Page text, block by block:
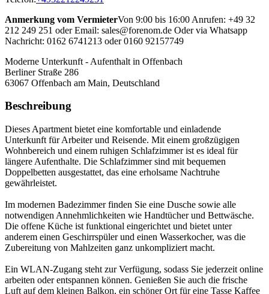
Anmerkung vom VermieterVon 9:00 bis 16:00 Anrufen: +49 32
212 249 251 oder Email: sales@forenom.de Oder via Whatsapp
Nachricht: 0162 6741213 oder 0160 92157749
Moderne Unterkunft - Aufenthalt in Offenbach
Berliner Straße 286
63067 Offenbach am Main, Deutschland
Beschreibung
Dieses Apartment bietet eine komfortable und einladende
Unterkunft für Arbeiter und Reisende. Mit einem großzügigen
Wohnbereich und einem ruhigen Schlafzimmer ist es ideal für
längere Aufenthalte. Die Schlafzimmer sind mit bequemen
Doppelbetten ausgestattet, das eine erholsame Nachtruhe
gewährleistet.
Im modernen Badezimmer finden Sie eine Dusche sowie alle
notwendigen Annehmlichkeiten wie Handtücher und Bettwäsche.
Die offene Küche ist funktional eingerichtet und bietet unter
anderem einen Geschirrspüler und einen Wasserkocher, was die
Zubereitung von Mahlzeiten ganz unkompliziert macht.
Ein WLAN-Zugang steht zur Verfügung, sodass Sie jederzeit online
arbeiten oder entspannen können. Genießen Sie auch die frische
Luft auf dem kleinen Balkon, ein schöner Ort für eine Tasse Kaffee